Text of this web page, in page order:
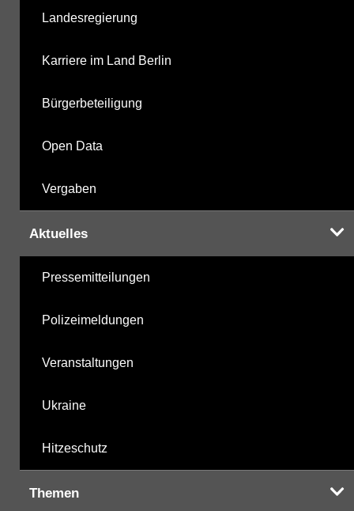
Landesregierung
Karriere im Land Berlin
Bürgerbeteiligung
Open Data
Vergaben
Aktuelles
Pressemitteilungen
Polizeimeldungen
Veranstaltungen
Ukraine
Hitzeschutz
Themen